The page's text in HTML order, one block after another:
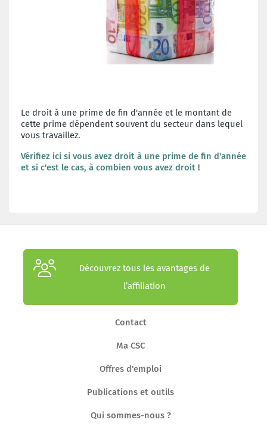
Le droit à une prime de fin d'année et le montant de
cette prime dépendent souvent du secteur dans lequel
vous travaillez.
Vérifiez ici si vous avez droit à une prime de fin d'année
et si c'est le cas, à combien vous avez droit !
Découvrez tous les avantages de
l’affiliation
Contact
Ma CSC
Offres d'emploi
Publications et outils
Qui sommes-nous ?